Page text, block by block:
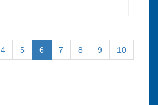
4 5 6 7 8 9 10